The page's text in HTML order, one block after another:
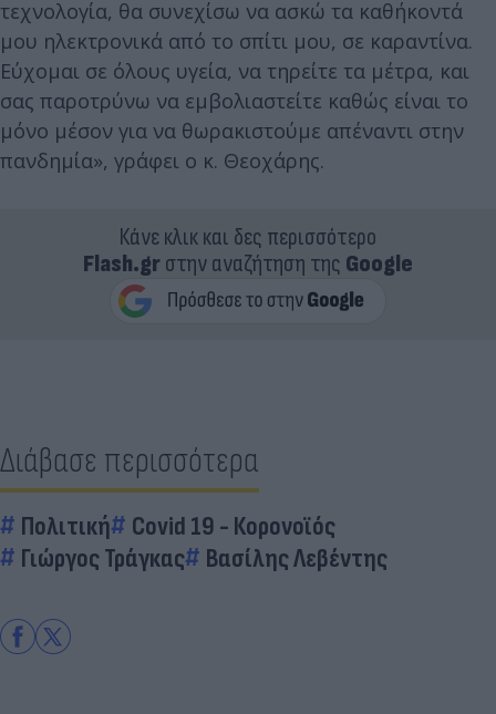
τεχνολογία, θα συνεχίσω να ασκώ τα καθήκοντά
μου ηλεκτρονικά από το σπίτι μου, σε καραντίνα.
Εύχομαι σε όλους υγεία, να τηρείτε τα μέτρα, και
σας παροτρύνω να εμβολιαστείτε καθώς είναι το
μόνο μέσον για να θωρακιστούμε απέναντι στην
πανδημία», γράφει ο κ. Θεοχάρης.
Κάνε κλικ και δες περισσότερο
Flash.grστην αναζήτηση της Google
Διάβασε περισσότερα
Πολιτική
Covid 19 - Κορονοϊός
Γιώργος Τράγκας
Βασίλης Λεβέντης